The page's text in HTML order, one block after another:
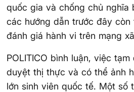
quốc gia và chống chủ nghĩa
các hướng dẫn trước đây
đánh giá hành vi trên mạng
POLITICO bình luận, việc
duyệt thị thực và có thể ảnh
lớn sinh viên quốc tế. Một